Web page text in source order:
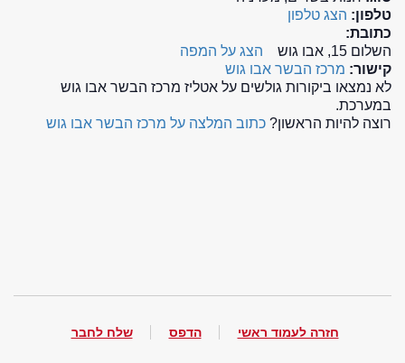
טלפון: הצג טלפון
כתובת:
השלום 15, אבו גוש
הצג על המפה
קישור: מרכז הבשר אבו גוש
לא נמצאו ביקורות גולשים על אטליז מרכז הבשר אבו גוש
במערכת.
רוצה להיות הראשון? כתוב המלצה על מרכז הבשר אבו גוש
חזרה לעמוד ראשי הדפס שלח לחבר